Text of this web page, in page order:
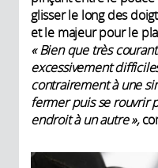
glisser le long des
et le majeur pour le
« Bien que très
excessivement
contrairement à une
fermer puis se rouvrir
endroit à un autre »,